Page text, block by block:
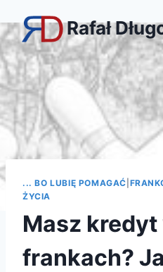
do
treści
Rafał
... BO LUBIĘ POMAGAĆ
ŻYCIA
Masz kredyt
frankach?